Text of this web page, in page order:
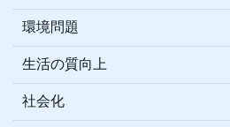
環境問題
生活の質向上
社会化